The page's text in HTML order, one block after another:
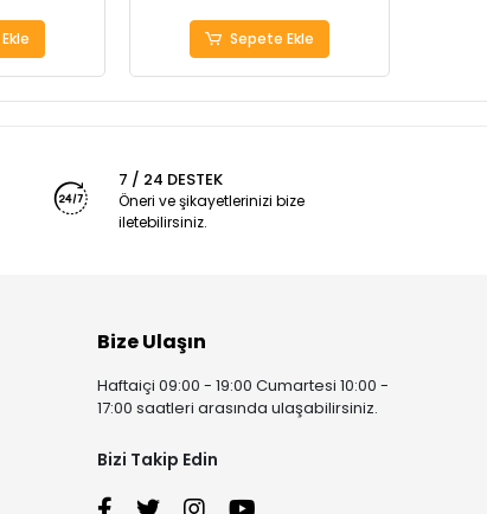
Sepete Ekle
7 / 24 DESTEK
Öneri ve şikayetlerinizi bize
iletebilirsiniz.
Bize Ulaşın
Haftaiçi 09:00 - 19:00 Cumartesi 10:00 -
17:00 saatleri arasında ulaşabilirsiniz.
Bizi Takip Edin